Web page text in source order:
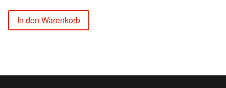
In den Warenkorb